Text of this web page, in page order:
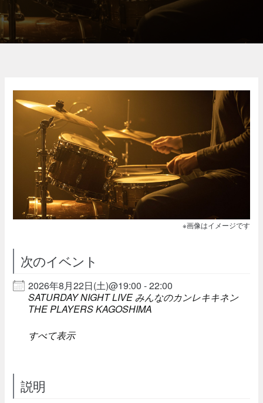
※画像はイメージです
次のイベント
2026年8月22日(土)@19:00 - 22:00
SATURDAY NIGHT LIVE みんなのカンレキキネン
THE PLAYERS KAGOSHIMA
すべて表示
説明